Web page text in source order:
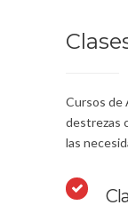
Cursos de
destrezas
las